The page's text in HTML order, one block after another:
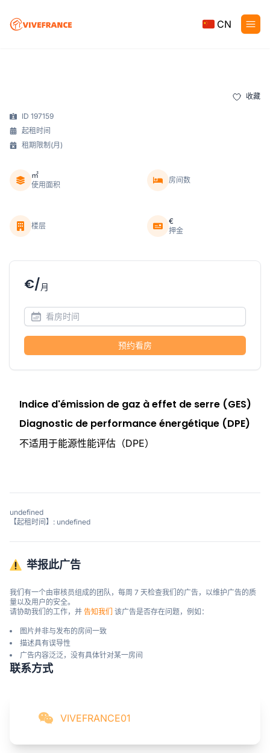
CN
收藏
ID 197159
起租时间
租期限制(月)
㎡
使用面积
房间数
楼层
€
押金
€/月
预约看房
Indice d'émission de gaz à effet de serre (GES)
Diagnostic de performance énergétique (DPE)
不适用于能源性能评估（DPE）
undefined
【起租时间】: undefined
举报此广告
我们有一个由审核员组成的团队，每周 7 天检查我们的广告，以维护广告的质
量以及用户的安全。
请协助我们的工作，并 告知我们 该广告是否存在问题，例如：
图片并非与发布的房间一致
描述具有误导性
广告内容泛泛，没有具体针对某一房间
联系方式
VIVEFRANCE01